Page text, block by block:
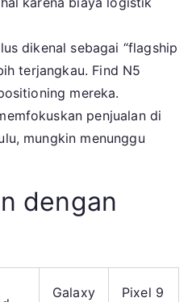
dikenal sebagai “flagship
terjangkau. Find N5
mereka.
penjualan di
mungkin menunggu
dengan
Galaxy Pixel 9